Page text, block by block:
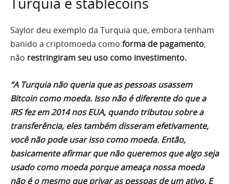
Saylor deu exemplo da Turquia que, embora tenham
banido a criptomoeda como forma de pagamento,
não restringiram seu uso como investimento.
“A Turquia não queria que as pessoas usassem
Bitcoin como moeda. Isso não é diferente do que a
IRS fez em 2014 nos EUA, quando tributou sobre a
transferência, eles também disseram efetivamente,
você não pode usar isso como moeda. Então,
basicamente afirmar que não queremos que algo seja
usado como moeda porque ameaça nossa moeda
não é o mesmo que privar as pessoas de um ativo. E